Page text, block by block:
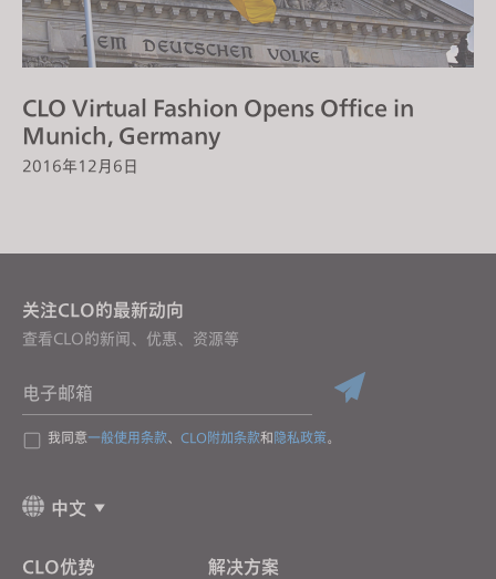
CLO Virtual Fashion Opens Office in
Munich, Germany
2016年12月6日
关注CLO的最新动向
查看CLO的新闻、优惠、资源等
电子邮箱
我同意一般使用条款、 CLO附加条款和 隐私政策。
中文
CLO优势 解决方案